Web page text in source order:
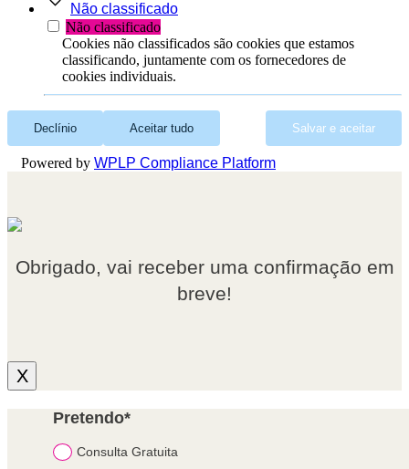
Não classificado
Não classificado
Cookies não classificados são cookies que estamos
classificando, juntamente com os fornecedores de
cookies individuais.
Declínio Aceitar tudo Salvar e aceitar
Powered by WPLP Compliance Platform
Obrigado, vai receber uma confirmação em
breve!
X
Pretendo*
Consulta Gratuita